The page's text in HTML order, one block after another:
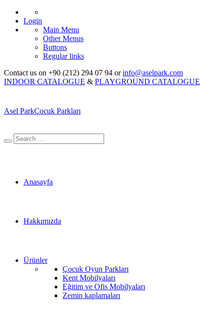
Login
Main Menu
Other Menus
Buttons
Regular links
Contact us on +90 (212) 294 07 94 orinfo@aselpark.com
INDOOR CATALOGUE & PLAYGROUND CATALOGUE
Asel ParkÇocuk Parkları
Anasayfa
Hakkımızda
Ürünler
Çocuk Oyun Parkları
Kent Mobilyaları
Eğitim ve Ofis Mobilyaları
Zemin kaplamaları